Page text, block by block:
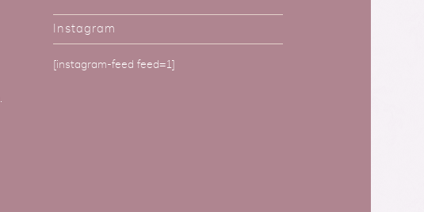
Instagram
[instagram-feed feed=1]